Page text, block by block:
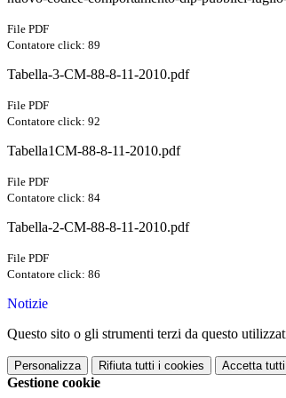
File PDF
Contatore click: 89
Tabella-3-CM-88-8-11-2010.pdf
File PDF
Contatore click: 92
Tabella1CM-88-8-11-2010.pdf
File PDF
Contatore click: 84
Tabella-2-CM-88-8-11-2010.pdf
File PDF
Contatore click: 86
Notizie
Questo sito o gli strumenti terzi da questo
Personalizza Rifiuta tutti i cookies Accetta tutti
Gestione cookie